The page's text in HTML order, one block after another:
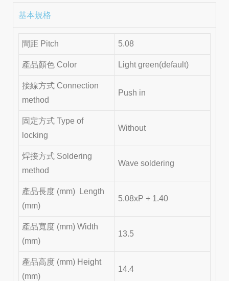
基本規格
間距 Pitch 5.08
產品顏色 Color Light green(default)
接線方式 Connection
method
Push in
固定方式 Type of
locking
Without
焊接方式 Soldering
method
Wave soldering
產品長度 (mm) Length
(mm)
5.08xP + 1.40
產品寬度 (mm) Width
(mm)
13.5
產品高度 (mm) Height
(mm)
14.4